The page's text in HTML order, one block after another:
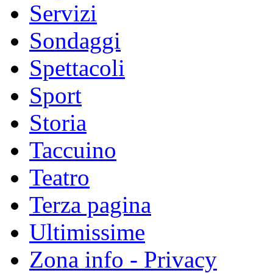
Servizi
Sondaggi
Spettacoli
Sport
Storia
Taccuino
Teatro
Terza pagina
Ultimissime
Zona info - Privacy